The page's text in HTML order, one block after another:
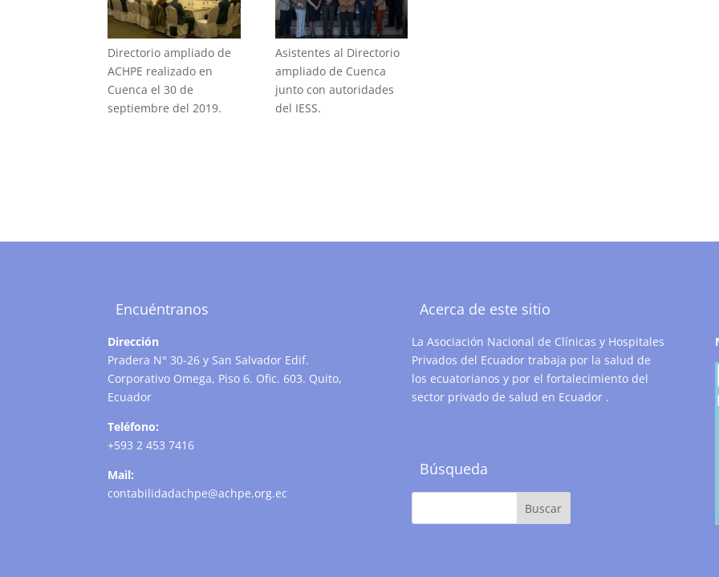
Directorio ampliado de
ACHPE realizado en
Cuenca el 30 de
septiembre del 2019.
Asistentes al Directorio
ampliado de Cuenca
junto con autoridades
del IESS.
Encuéntranos
Dirección
Pradera N° 30-26 y San Salvador Edif.
Corporativo Omega, Piso 6. Ofic. 603. Quito,
Ecuador
Teléfono:
+593 2 453 7416
Mail:
contabilidadachpe@achpe.org.ec
Acerca de este sitio
La Asociación Nacional de Clínicas y Hospitales
Privados del Ecuador trabaja por la salud de
los ecuatorianos y por el fortalecimiento del
sector privado de salud en Ecuador .
Búsqueda